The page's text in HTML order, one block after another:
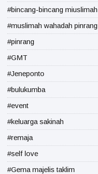
#bincang-bincang miuslimah
#muslimah wahadah pinrang
#pinrang
#GMT
#Jeneponto
#bulukumba
#event
#keluarga sakinah
#remaja
#self love
#Gema majelis taklim